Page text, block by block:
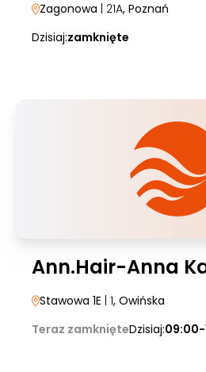
Zagonowa | 21A, Poznań
Dzisiaj:zamknięte
Ann.Hair-Anna
Stawowa 1E | 1, Owińska
Teraz zamknięteDzisiaj:09:00-